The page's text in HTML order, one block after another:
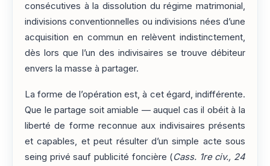
consécutives à la dissolution du régime matrimonial,
indivisions conventionnelles ou indivisions nées d’une
acquisition en commun en relèvent indistinctement,
dès lors que l’un des indivisaires se trouve débiteur
envers la masse à partager.
La forme de l’opération est, à cet égard, indifférente.
Que le partage soit amiable — auquel cas il obéit à la
liberté de forme reconnue aux indivisaires présents
et capables, et peut résulter d’un simple acte sous
seing privé sauf publicité foncière (Cass. 1re civ., 24